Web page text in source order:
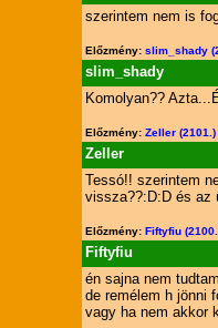
szerintem nem is
Előzmény: slim_shady
slim_shady
Komolyan??
Előzmény: Zeller (2101.)
Zeller
Tessó!! szerintem
vissza??:D:D és az
Előzmény: Fiftyfiu
Fiftyfiu
én sajna nem
de remélem h jönni
vagy ha nem akkor